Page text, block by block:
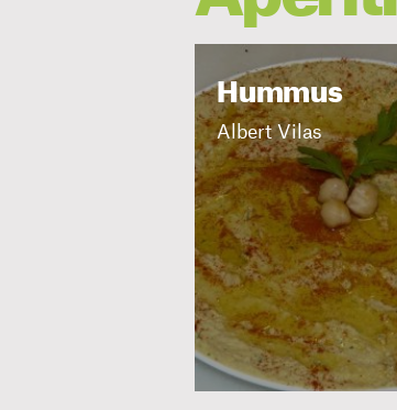
Hummus
Albert Vilas